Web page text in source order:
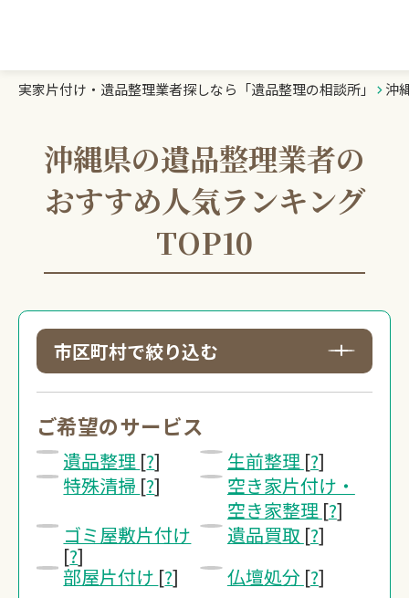
受付 8:30～17:30
無料・24時間受付
Webで無料見積り
遺品整理の相談所TOP
業者を探す
ランキング
初めての方へ
豆知識
お急ぎの方はこちら
実家片付け・遺品整理業者探しなら「遺品整理の相談所」 沖
沖縄県の遺品整理業者の
おすすめ人気ランキング
TOP10
市区町村で絞り込む
ご希望のサービス
遺品整理 [?] 生前整理 [?]
特殊清掃 [?]
空き家片付け・
空き家整理 [?]
ゴミ屋敷片付け
[?]
遺品買取 [?]
部屋片付け [?] 仏壇処分 [?]